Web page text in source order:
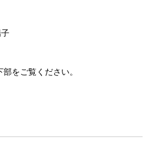
をご覧ください。